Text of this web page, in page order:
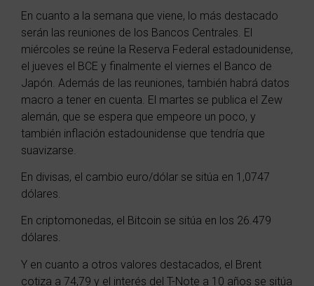
En cuanto a la semana que viene, lo más destacado
serán las reuniones de los Bancos Centrales. El
miércoles se reúne la Reserva Federal estadounidense,
el jueves el BCE y finalmente el viernes el Banco de
Japón. Además de las reuniones, también habrá datos
macro a tener en cuenta. El martes se publica el Zew
alemán, que se espera que empeore un poco, y
también inflación estadounidense que tendría que
suavizarse.
En divisas, el cambio euro/dólar se sitúa en 1,0747
dólares.
En criptomonedas, el Bitcoin se sitúa en los 26.479
dólares.
Y en cuanto a otros valores destacados, el Brent
cotiza a 74,79 y el interés del T-Note a 10 años se sitúa